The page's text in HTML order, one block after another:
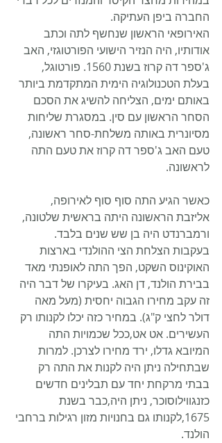
החברה ביפן העתיקה.
האירופאי הראשון שנחשף לתה וכתב
אודותיו, היה הנזיר הישועי הפורטוגזי, האב
ג'ספר דה קרוז בשנת 1560. פורטוגל,
בעלת הטכנולוגיה הימית המתקדמת ביותר
באותם ימים, הצליחה להשיג את הסכם
הסחר הראשון עם סין. במסגרת שליחות
מסיונרית באותה משלחת-סחר ראשונה,
טעם האב ג'ספר דה קרוז את טעם התה
לראשונה.
כאשר הגיע התה סוף סוף לאירופה,
אליזבת הראשונה היתה בראשית שלטונה,
ורמברנדט היה בן שש שנים בלבד.
בעקבות הצלחת הצי ההולנדי בארצות
האוקינוס השקט, הפך התה לאופנתי מאד
בבירת הולנד, דן האג. בעיקרו של דבר היה
זה עקב מחירו הגבוה יחסית (מעל מאה
דולר לחצי ק"ג). במחיר כזה יכלו לקנותו רק
העשירים. אט אט,ככל שכמויות התה
המיובא גדלו, ירד מחירו לצרכן. למרות
שבתחילה ניתן היה לקנות את התה רק
בבתי מרקחת יחד עם תבלינים חדשים
כזנגווילוסוכר, ניתן היה,כבר בשנת
1675,לקנותו גם בחנויות מזון רגילות ברחבי
הולנד.